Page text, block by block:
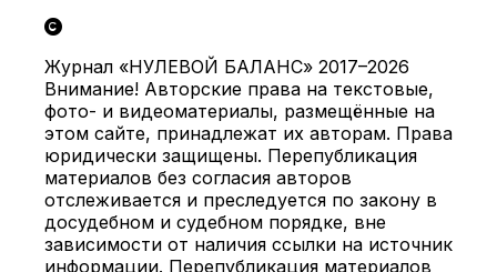
Журнал «НУЛЕВОЙ БАЛАНС» 2017–2026
Внимание! Авторские права на текстовые,
фото- и видеоматериалы, размещённые на
этом сайте, принадлежат их авторам. Права
юридически защищены. Перепубликация
материалов без согласия авторов
отслеживается и преследуется по закону в
досудебном и судебном порядке, вне
зависимости от наличия ссылки на источник
информации. Перепубликация материалов